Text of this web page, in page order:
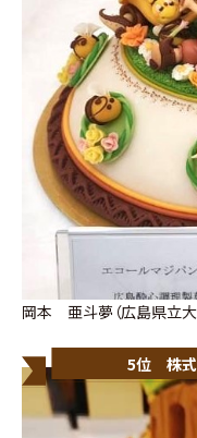
岡本 亜斗夢（広島県立大
5位 株式